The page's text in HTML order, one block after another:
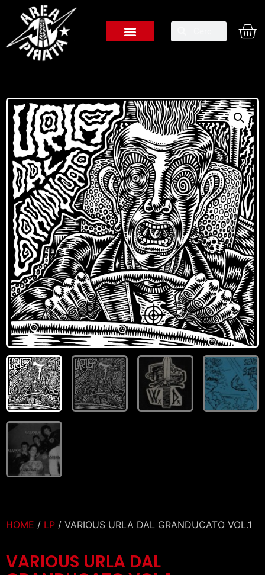
HOME / LP / VARIOUS URLA DAL GRANDUCATO VOL.1
VARIOUS URLA DAL